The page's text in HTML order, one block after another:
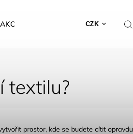
CZK
AKCE
textilu?
prostor, kde se budete cítit opravdu